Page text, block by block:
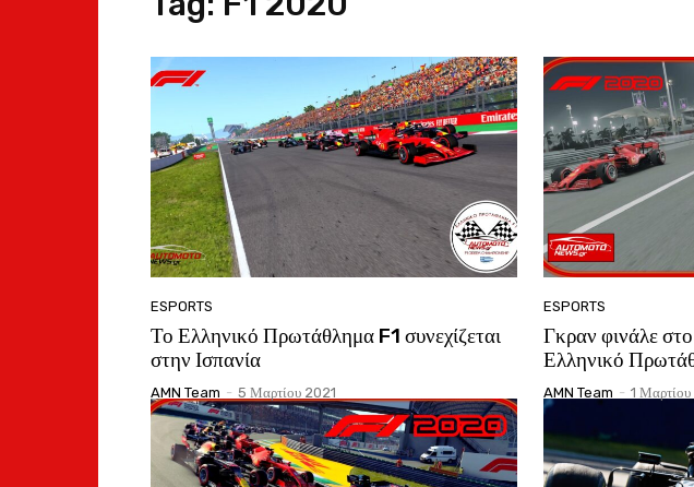
ESPORTS
Το Ελληνικό Πρωτάθλημα F1 συνεχίζεται
στην Ισπανία
AMN Team - 5 Μαρτίου 2021
ESPORTS
Γκραν φινάλε
Ελληνικό
AMN Team - 1